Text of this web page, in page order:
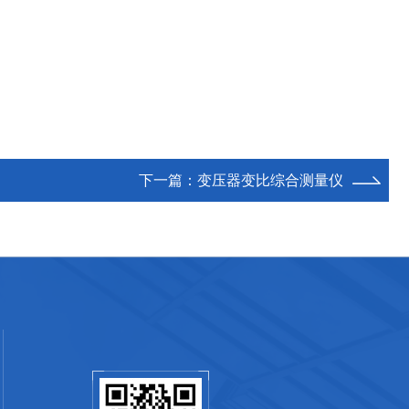
下一篇： 变压器变比综合测量仪